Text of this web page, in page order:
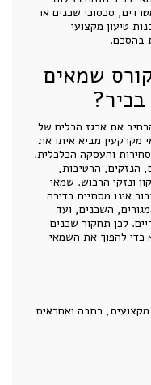
סכסוכי שכנים או
טיעון מקצועי
בהסכם.
שמאים
את ארגז הכלים של
מקרקעין מביא איתו את
והעסקה הכלכלית.
הנזקים, הרטיבות,
ונזקי הרכוש. שמאי
אינו מסתיים בדירה
השכנים, ועד
לכן תחקור שכנים
להפוך את השמאי
מקצועית, רחבה ואחראית